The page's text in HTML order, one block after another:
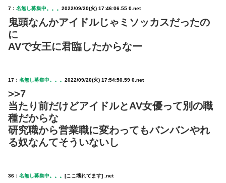
7： 名無し募集中。。。 2022/09/20(火) 17:46:06.55 0.net
鬼頭なんかアイドルじゃミソッカスだったの
に
AVで女王に君臨したからなー
17： 名無し募集中。。。 2022/09/20(火) 17:54:50.59 0.net
>>7
当たり前だけどアイドルとAV女優って別の職
種だからな
研究職から営業職に変わってもバンバンやれ
る奴なんてそういないし
36： 名無し募集中。。。 [ここ壊れてます] .net